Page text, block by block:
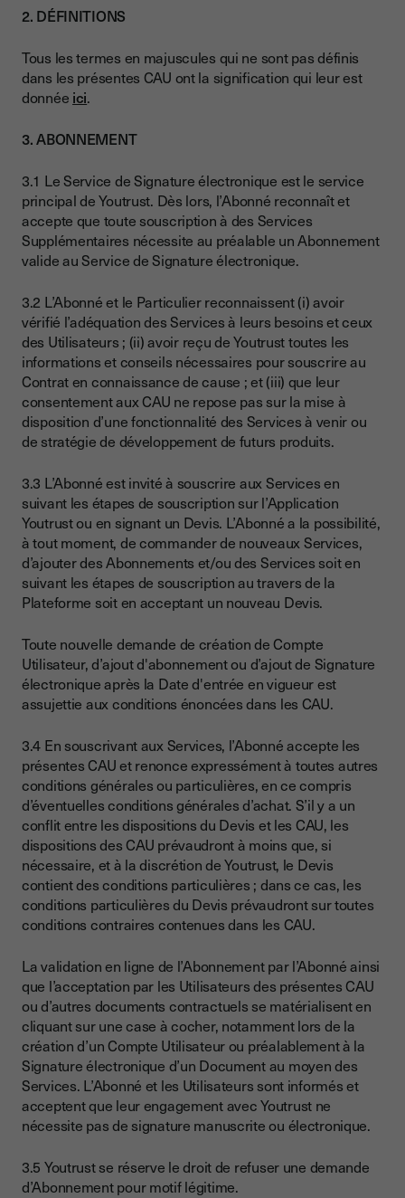
2. DÉFINITIONS
Tous les termes en majuscules qui ne sont pas définis
dans les présentes CAU ont la signification qui leur est
donnée ici.
3. ABONNEMENT
3.1 Le Service de Signature électronique est le service
principal de Youtrust. Dès lors, l’Abonné reconnaît et
accepte que toute souscription à des Services
Supplémentaires nécessite au préalable un Abonnement
valide au Service de Signature électronique.
3.2 L’Abonné et le Particulier reconnaissent (i) avoir
vérifié l’adéquation des Services à leurs besoins et ceux
des Utilisateurs ; (ii) avoir reçu de Youtrust toutes les
informations et conseils nécessaires pour souscrire au
Contrat en connaissance de cause ; et (iii) que leur
consentement aux CAU ne repose pas sur la mise à
disposition d’une fonctionnalité des Services à venir ou
de stratégie de développement de futurs produits.
3.3 L’Abonné est invité à souscrire aux Services en
suivant les étapes de souscription sur l’Application
Youtrust ou en signant un Devis. L’Abonné a la possibilité,
à tout moment, de commander de nouveaux Services,
d’ajouter des Abonnements et/ou des Services soit en
suivant les étapes de souscription au travers de la
Plateforme soit en acceptant un nouveau Devis.
Toute nouvelle demande de création de Compte
Utilisateur, d’ajout d'abonnement ou d’ajout de Signature
électronique après la Date d'entrée en vigueur est
assujettie aux conditions énoncées dans les CAU.
3.4 En souscrivant aux Services, l’Abonné accepte les
présentes CAU et renonce expressément à toutes autres
conditions générales ou particulières, en ce compris
d’éventuelles conditions générales d’achat. S’il y a un
conflit entre les dispositions du Devis et les CAU, les
dispositions des CAU prévaudront à moins que, si
nécessaire, et à la discrétion de Youtrust, le Devis
contient des conditions particulières ; dans ce cas, les
conditions particulières du Devis prévaudront sur toutes
conditions contraires contenues dans les CAU.
La validation en ligne de l’Abonnement par l’Abonné ainsi
que l’acceptation par les Utilisateurs des présentes CAU
ou d’autres documents contractuels se matérialisent en
cliquant sur une case à cocher, notamment lors de la
création d’un Compte Utilisateur ou préalablement à la
Signature électronique d’un Document au moyen des
Services. L’Abonné et les Utilisateurs sont informés et
acceptent que leur engagement avec Youtrust ne
nécessite pas de signature manuscrite ou électronique.
3.5 Youtrust se réserve le droit de refuser une demande
d’Abonnement pour motif légitime.